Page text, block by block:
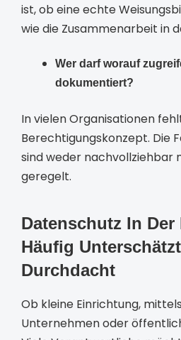
ist, ob eine echte
wie die Zusammenarbeit in
Wer darf worauf
dokumentiert?
In vielen Organisationen
Berechtigungskonzept. Die
sind weder nachvollziehbar
geregelt.
Datenschutz In Der
Häufig
Durchdacht
Ob kleine Einrichtung,
Unternehmen oder